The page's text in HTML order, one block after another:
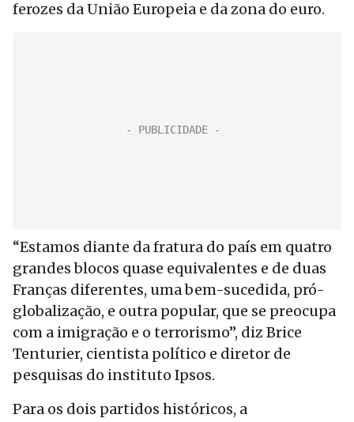
ferozes da União Europeia e da zona do euro.
“Estamos diante da fratura do país em quatro
grandes blocos quase equivalentes e de duas
Franças diferentes, uma bem-sucedida, pró-
globalização, e outra popular, que se preocupa
com a imigração e o terrorismo”, diz Brice
Tenturier, cientista político e diretor de
pesquisas do instituto Ipsos.
Para os dois partidos históricos, a